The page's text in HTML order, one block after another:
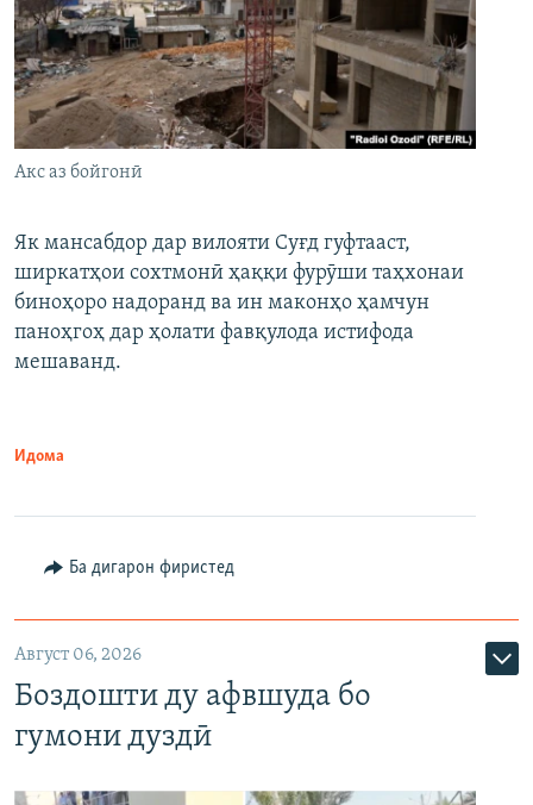
Акс аз бойгонӣ
Як мансабдор дар вилояти Суғд гуфтааст,
ширкатҳои сохтмонӣ ҳаққи фурӯши таҳхонаи
биноҳоро надоранд ва ин маконҳо ҳамчун
паноҳгоҳ дар ҳолати фавқулода истифода
мешаванд.
Идома
Ба дигарон фиристед
Август 06, 2026
Боздошти ду афвшуда бо
гумони дуздӣ